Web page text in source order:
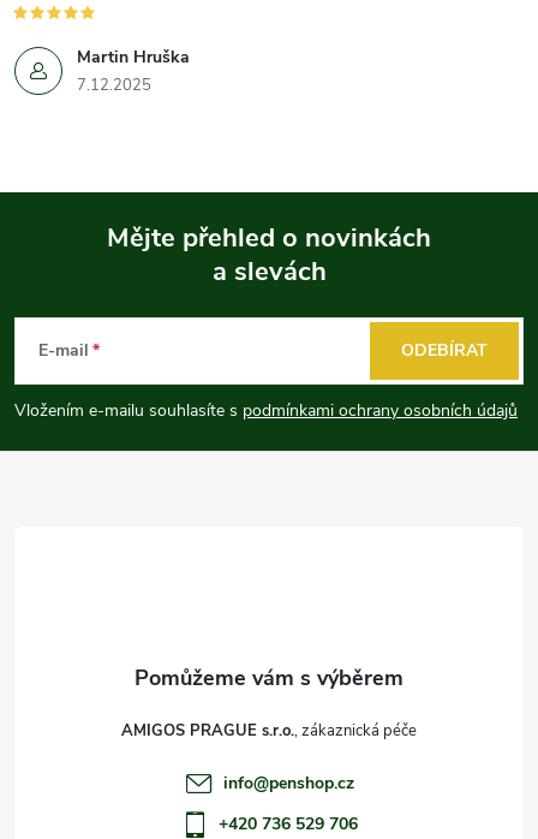
Martin Hruška
7.12.2025
p
a
Mějte přehled o novinkách
a slevách
E-mail
Vložením e-mailu souhlasíte s podmínkami ochrany osobních údajů
ODEBÍRAT
AMIGOS PRAGUE s.r.o.
info@penshop.cz
+420 736 529 706